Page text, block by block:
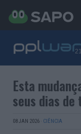
Esta
seus dias
08 JAN 2026 · CIÊNCIA